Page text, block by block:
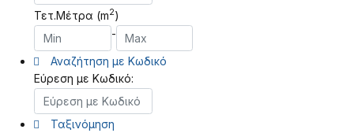
Τετ.Μέτρα (m2)
-
Αναζήτηση με Κωδικό
Εύρεση με Κωδικό:
Ταξινόμηση